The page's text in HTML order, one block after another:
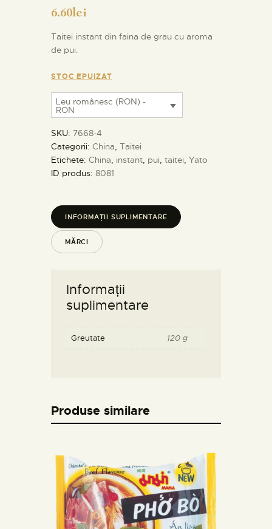
6.60lei
Taitei instant din faina de grau cu aroma
de pui.
STOC EPUIZAT
Leu românesc (RON) -
RON
SKU: 7668-4
Categorii: China, Taitei
Etichete: China, instant, pui, taitei, Yato
ID produs: 8081
INFORMAȚII SUPLIMENTARE
MĂRCI
Informații
suplimentare
Greutate 120 g
Produse similare